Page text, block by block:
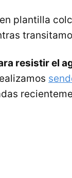
plantilla
resistir el